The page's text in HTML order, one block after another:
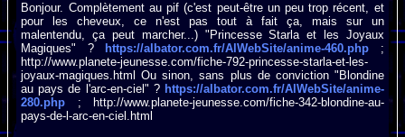
Bonjour. Complètement au pif (c'est peut-être un peu trop récent, et
pour les cheveux, ce n'est pas tout à fait ça, mais sur un
malentendu, ça peut marcher...) "Princesse Starla et les Joyaux
Magiques" ?
https://albator.com.fr/AlWebSite/anime-460.php ;
http://www.planete-jeunesse.com/fiche-792-princesse-starla-et-les-
joyaux-magiques.html Ou sinon, sans plus de conviction "Blondine
au pays de l'arc-en-ciel" ? https://albator.com.fr/AlWebSite/anime-
280.php ; http://www.planete-jeunesse.com/fiche-342-blondine-au-
pays-de-l-arc-en-ciel.html